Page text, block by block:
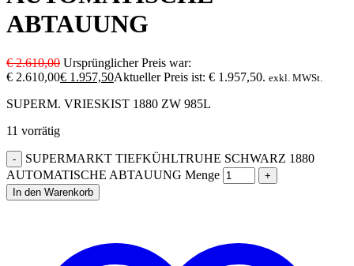
ABTAUUNG
€2.610,00 Ursprünglicher Preis war:
€ 2.610,00€ 1.957,50Aktueller Preis ist: € 1.957,50. exkl. MWSt.
SUPERM. VRIESKIST 1880 ZW 985L
11 vorrätig
SUPERMARKT TIEFKÜHLTRUHE SCHWARZ 1880
AUTOMATISCHE ABTAUUNG Menge
In den Warenkorb